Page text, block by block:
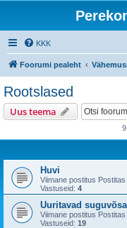
KKK
Foorumi pealeht
Rootslased
Uus teema
Huvi
Viimane postitus Postitas
Vastuseid: 4
Uuritavad
Viimane postitus Postitas
Vastuseid: 19